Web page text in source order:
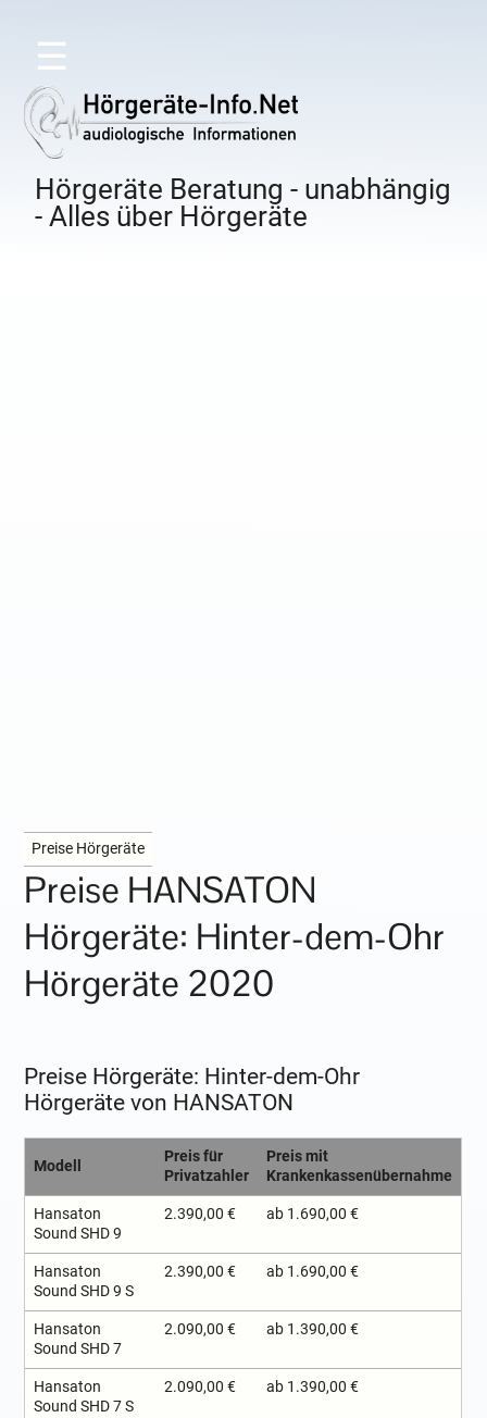
☰
Hörgeräte Beratung - unabhängig
- Alles über Hörgeräte
Preise Hörgeräte
Preise HANSATON
Hörgeräte: Hinter-dem-Ohr
Hörgeräte 2020
Preise Hörgeräte: Hinter-dem-Ohr
Hörgeräte von HANSATON
Modell
Preis für
Privatzahler
Preis mit
Krankenkassenübernahme
Hansaton
Sound SHD 9
2.390,00 € ab 1.690,00 €
Hansaton
Sound SHD 9 S
2.390,00 € ab 1.690,00 €
Hansaton
Sound SHD 7
2.090,00 € ab 1.390,00 €
Hansaton
Sound SHD 7 S
2.090,00 € ab 1.390,00 €